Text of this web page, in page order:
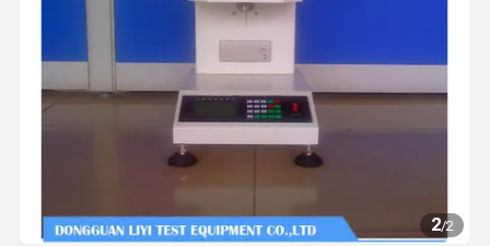
2/2